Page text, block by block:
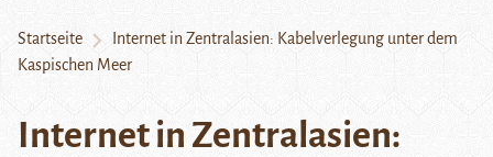
Startseite
Internet in Zentralasien: Kabelverlegung unter dem
Kaspischen Meer
Internet in Zentralasien: